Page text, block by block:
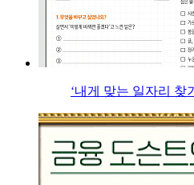
‘내게 맞는 일자리 찾